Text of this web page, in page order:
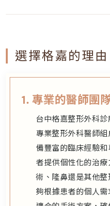
選擇格嘉的理由
1. 專業的醫師團
台中格嘉整形外科
專業整形外科醫師
備豐富的臨床經驗
者提供個性化的治
術、隆鼻還是其他
夠根據患者的個人